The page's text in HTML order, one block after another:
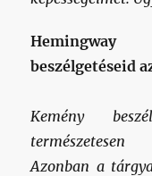
beszélgetéseid
Kemény
természetesen
Azonban a